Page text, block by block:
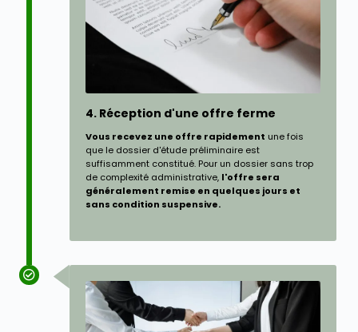
4. Réception d'une offre ferme
Vous recevez une offre rapidement une fois
que le dossier d'étude préliminaire est
suffisamment constitué. Pour un dossier sans trop
de complexité administrative, l'offre sera
généralement remise en quelques jours et
sans condition suspensive.